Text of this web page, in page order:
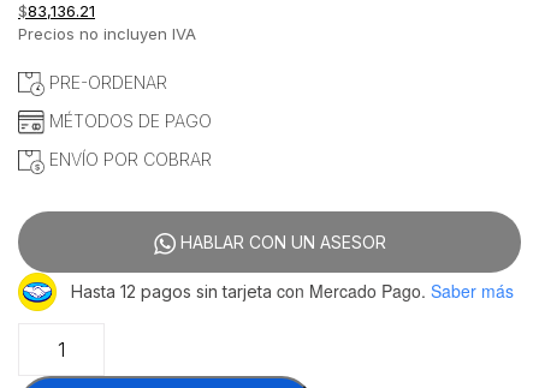
$83,136.21
Precios no incluyen IVA
PRE-ORDENAR
MÉTODOS DE PAGO
ENVÍO POR COBRAR
HABLAR CON UN ASESOR
Hasta 12 pagos sin tarjeta con Mercado Pago. Saber más